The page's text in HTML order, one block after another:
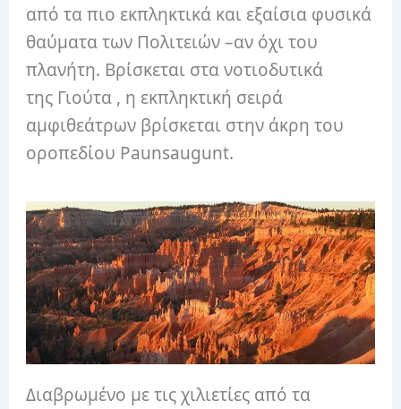
από τα πιο εκπληκτικά και εξαίσια φυσικά
θαύματα των Πολιτειών –αν όχι του
πλανήτη. Βρίσκεται στα νοτιοδυτικά
της Γιούτα , η εκπληκτική σειρά
αμφιθεάτρων βρίσκεται στην άκρη του
οροπεδίου Paunsaugunt.
Διαβρωμένο με τις χιλιετίες από τα